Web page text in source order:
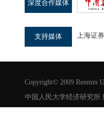
深度合作媒体
支持媒体 上海证
Copyright© 2009 Renmin
中国人民大学经济研究所